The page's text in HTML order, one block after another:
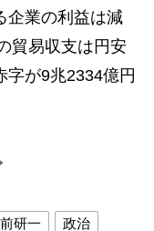
企業の利益は減
貿易収支は円安
字が9兆2334億円
研一
政治